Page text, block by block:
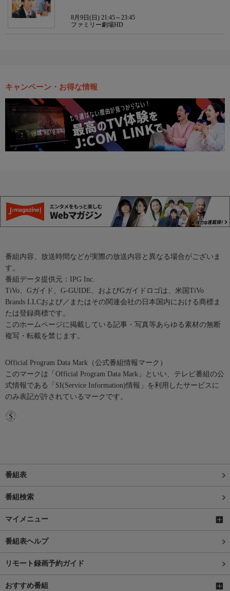
8月9日(日) 21:45～23:45
ファミリー劇場HD
キャンペーン・お得な情報
番組内容、放送時間などが実際の放送内容と異なる場合がございま
す。
番組データ提供元：IPG Inc.
TiVo、Gガイド、G-GUIDE、およびGガイドロゴは、米国TiVo
Brands LLCおよび／またはその関連会社の日本国内における商標ま
たは登録商標です。
このホームページに掲載している記事・写真等あらゆる素材の無断
複写・転載を禁じます。
Official Program Data Mark（公式番組情報マーク）
このマークは「Official Program Data Mark」といい、テレビ番組の公
式情報である「SI(Service Information)情報」を利用したサービスに
のみ表記が許されているマークです。
番組表
番組検索
マイメニュー
番組表ヘルプ
リモート録画予約ガイド
おすすめ番組